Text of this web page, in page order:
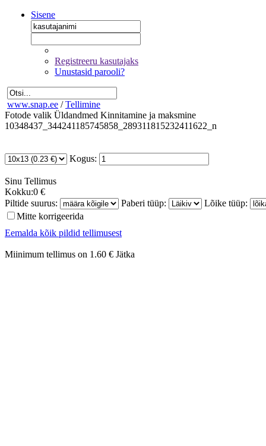
Sisene
Registreeru kasutajaks
Unustasid parooli?
www.snap.ee / Tellimine
Fotode valik Üldandmed Kinnitamine ja maksmine
10348437_344241185745858_289311815232411622_n
Kogus:
Sinu Tellimus
Kokku:0 €
Piltide suurus:
Paberi tüüp:
Lõike tüüp:
Mitte korrigeerida
Eemalda kõik pildid tellimusest
Miinimum tellimus on 1.60 € Jätka